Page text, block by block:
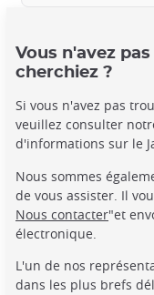
Vous n'avez
cherchiez ?
Si vous n'avez pas
veuillez consulter
d'informations sur le
Nous sommes
de vous assister. Il
Nous contacter"et
électronique.
L'un de nos
dans les plus brefs